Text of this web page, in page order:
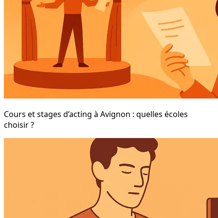
Cours et stages d’acting à Avignon : quelles écoles
choisir ?